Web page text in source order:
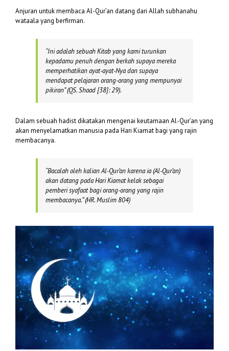
Anjuran untuk membaca Al-Qur’an datang dari Allah subhanahu
wataala yang berfirman.
“Ini adalah sebuah Kitab yang kami turunkan
kepadamu penuh dengan berkah supaya mereka
memperhatikan ayat-ayat-Nya dan supaya
mendapat pelajaran orang-orang yang mempunyai
pikiran”(QS. Shaad [38]: 29).
Dalam sebuah hadist dikatakan mengenai keutamaan Al-Qur’an yang
akan menyelamatkan manusia pada Hari Kiamat bagi yang rajin
membacanya.
“Bacalah oleh kalian Al-Qur’an karena ia (Al-Qur’an)
akan datang pada Hari Kiamat kelak sebagai
pemberi syafaat bagi orang-orang yang rajin
membacanya.” (HR. Muslim 804)